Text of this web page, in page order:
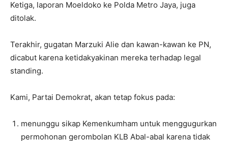
Ketiga, laporan Moeldoko ke Polda Metro Jaya, juga
ditolak.
Terakhir, gugatan Marzuki Alie dan kawan-kawan ke PN,
dicabut karena ketidakyakinan mereka terhadap legal
standing.
Kami, Partai Demokrat, akan tetap fokus pada:
menunggu sikap Kemenkumham untuk menggugurkan
permohonan gerombolan KLB Abal-abal karena tidak